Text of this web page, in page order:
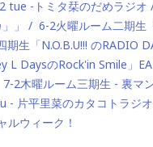
2 tue -トミタ栞のだめラジオ
」 6-2火曜ルーム二期生
期生「N.O.B.U!!! のRADIO
L DaysのRock'in Smile」
7-2木曜ルーム三期生 - 裏マ
- 片平里菜のカタコトラジオ
ルウィーク！